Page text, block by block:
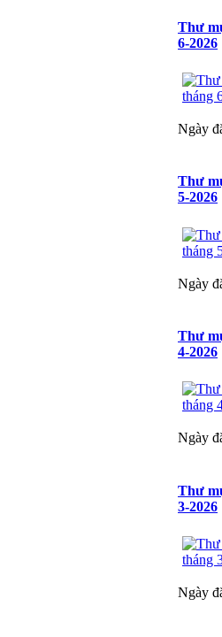
Thư
6-2026
Ngày
Thư
5-2026
Ngày
Thư
4-2026
Ngày
Thư
3-2026
Ngày